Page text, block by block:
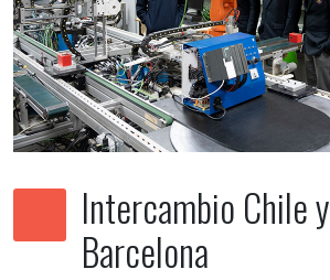
Intercambio Chile y
Barcelona